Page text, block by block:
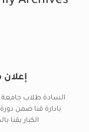
السادة طلاب جامعة
الكبار